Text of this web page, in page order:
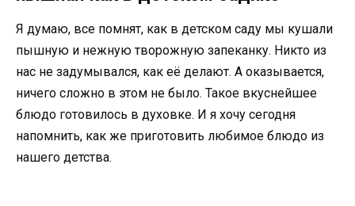
Я думаю, все помнят, как в детском саду мы кушали
пышную и нежную творожную запеканку. Никто из
нас не задумывался, как её делают. А оказывается,
ничего сложно в этом не было. Такое вкуснейшее
блюдо готовилось в духовке. И я хочу сегодня
напомнить, как же приготовить любимое блюдо из
нашего детства.